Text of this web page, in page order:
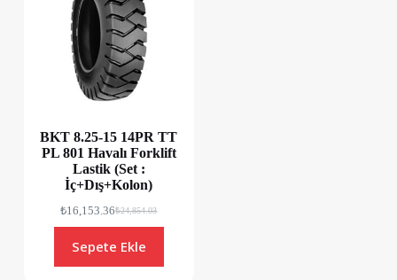
BKT 8.25-15 14PR TT
PL 801 Havalı Forklift
Lastik (Set :
İç+Dış+Kolon)
₺24,854.03
₺16,153.36
Sepete Ekle